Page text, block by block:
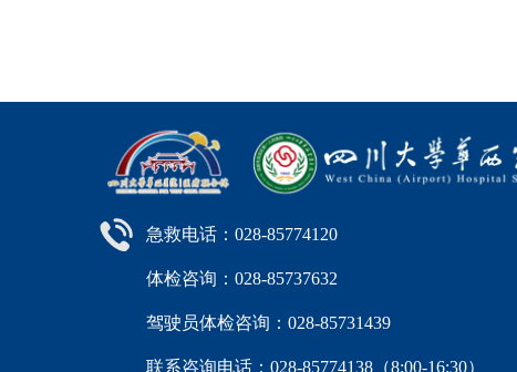
急救电话：028-85774120
体检咨询：028-85737632
驾驶员体检咨询：028-85731439
联系咨询电话：028-85774138（8:00-16:30）